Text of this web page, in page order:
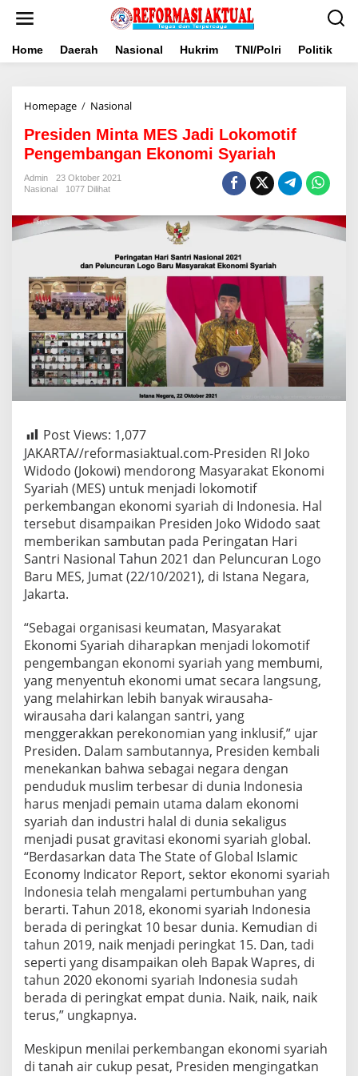
Home Daerah Nasional Hukrim TNI/Polri Politik
Homepage / NasionalPresiden
MES
Jadi
Lokomotif
Presiden Minta MES Jadi Lokomotif
Pengembangan Ekonomi Syariah
Admin
23 Oktober 2021
Nasional
1077 Dilihat
Post Views: 1,077
JAKARTA//reformasiaktual.com-Presiden RI Joko
Widodo (Jokowi) mendorong Masyarakat Ekonomi
Syariah (MES) untuk menjadi lokomotif
perkembangan ekonomi syariah di Indonesia. Hal
tersebut disampaikan Presiden Joko Widodo saat
memberikan sambutan pada Peringatan Hari
Santri Nasional Tahun 2021 dan Peluncuran Logo
Baru MES, Jumat (22/10/2021), di Istana Negara,
Jakarta.
“Sebagai organisasi keumatan, Masyarakat
Ekonomi Syariah diharapkan menjadi lokomotif
pengembangan ekonomi syariah yang membumi,
yang menyentuh ekonomi umat secara langsung,
yang melahirkan lebih banyak wirausaha-
wirausaha dari kalangan santri, yang
menggerakkan perekonomian yang inklusif,” ujar
Presiden. Dalam sambutannya, Presiden kembali
menekankan bahwa sebagai negara dengan
penduduk muslim terbesar di dunia Indonesia
harus menjadi pemain utama dalam ekonomi
syariah dan industri halal di dunia sekaligus
menjadi pusat gravitasi ekonomi syariah global.
“Berdasarkan data The State of Global Islamic
Economy Indicator Report, sektor ekonomi syariah
Indonesia telah mengalami pertumbuhan yang
berarti. Tahun 2018, ekonomi syariah Indonesia
berada di peringkat 10 besar dunia. Kemudian di
tahun 2019, naik menjadi peringkat 15. Dan, tadi
seperti yang disampaikan oleh Bapak Wapres, di
tahun 2020 ekonomi syariah Indonesia sudah
berada di peringkat empat dunia. Naik, naik, naik
terus,” ungkapnya.
Meskipun menilai perkembangan ekonomi syariah
di tanah air cukup pesat, Presiden mengingatkan